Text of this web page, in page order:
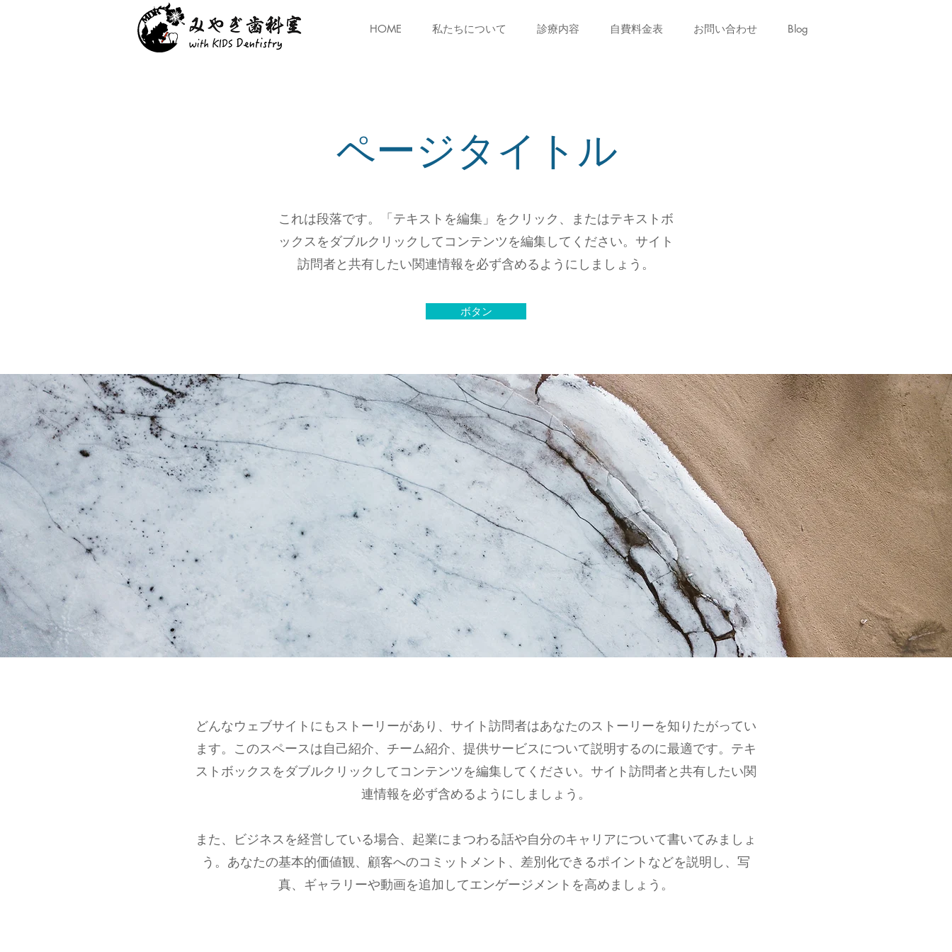
HOME 私たちについて 診療内容 自費料金表 お問い合わせ Blog
ページタイトル
これは段落です。「テキストを編集」をクリック、またはテキストボ
ックスをダブルクリックしてコンテンツを編集してください。サイト
訪問者と共有したい関連情報を必ず含めるようにしましょう。
ボタン
どんなウェブサイトにもストーリーがあり、サイト訪問者はあなたのストーリーを知りたがってい
ます。このスペースは自己紹介、チーム紹介、提供サービスについて説明するのに最適です。テキ
ストボックスをダブルクリックしてコンテンツを編集してください。サイト訪問者と共有したい関
連情報を必ず含めるようにしましょう。
また、ビジネスを経営している場合、起業にまつわる話や自分のキャリアについて書いてみましょ
う。あなたの基本的価値観、顧客へのコミットメント、差別化できるポイントなどを説明し、写
真、ギャラリーや動画を追加してエンゲージメントを高めましょう。